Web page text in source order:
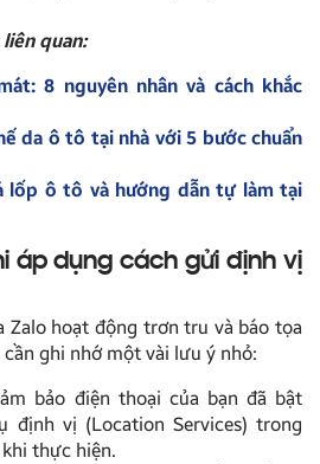
quan:
8 nguyên nhân và cách khắc
da ô tô tại nhà với 5 bước chuẩn
lốp ô tô và hướng dẫn tự làm tại
áp dụng cách gửi định vị
Zalo hoạt động trơn tru và báo tọa
ghi nhớ một vài lưu ý nhỏ:
bảo điện thoại của bạn đã bật
định vị (Location Services) trong
thực hiện.